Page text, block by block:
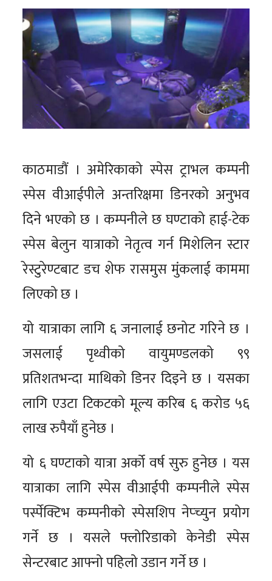
काठमाडौं । अमेरिकाको स्पेस ट्राभल कम्पनी
स्पेस वीआईपीले अन्तरिक्षमा डिनरको अनुभव
दिने भएको छ । कम्पनीले छ घण्टाको हाई-टेक
स्पेस बेलुन यात्राको नेतृत्व गर्न मिशेलिन स्टार
रेस्टुरेण्टबाट डच शेफ रासमुस मुंकलाई काममा
लिएको छ ।
यो यात्राका लागि ६ जनालाई छनोट गरिने छ ।
जसलाई पृथ्वीको वायुमण्डलको ९९
प्रतिशतभन्दा माथिको डिनर दिइने छ । यसका
लागि एउटा टिकटको मूल्य करिब ६ करोड ५६
लाख रुपैयाँ हुनेछ ।
यो ६ घण्टाको यात्रा अर्को वर्ष सुरु हुनेछ । यस
यात्राका लागि स्पेस वीआईपी कम्पनीले स्पेस
पर्स्पेक्टिभ कम्पनीको स्पेसशिप नेप्च्युन प्रयोग
गर्ने छ । यसले फ्लोरिडाको केनेडी स्पेस
सेन्टरबाट आफ्नो पहिलो उडान गर्ने छ ।